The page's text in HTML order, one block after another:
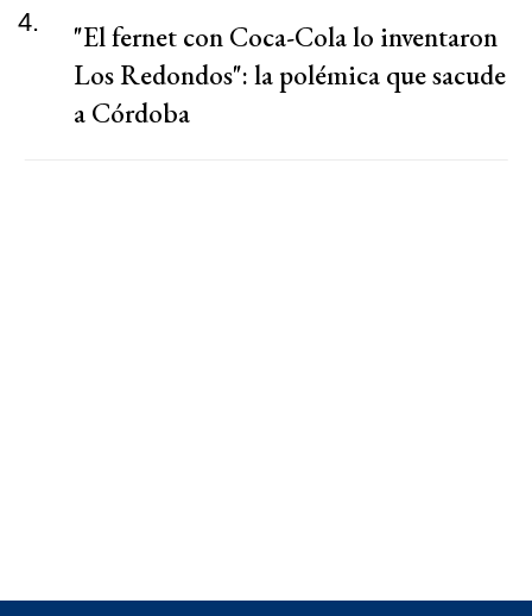
4.
"El fernet con Coca-Cola lo inventaron
Los Redondos": la polémica que sacude
a Córdoba